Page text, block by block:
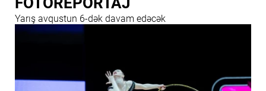
Yarış avqustun 6-dək davam edəcək